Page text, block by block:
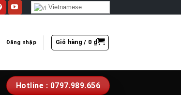
Vietnamese
Đăng nhập Giỏ hàng / 0 ₫
Hotline : 0797.989.656